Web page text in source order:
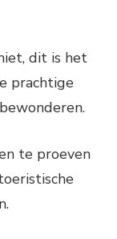
dit is het
prachtige
te proeven